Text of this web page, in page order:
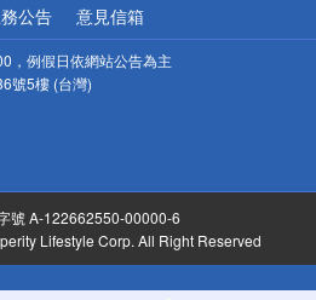
公告 意見信箱
，例假日依網站公告為主
號5樓 (台灣)
號 A-122662550-00000-6
Lifestyle Corp. All Right Reserved